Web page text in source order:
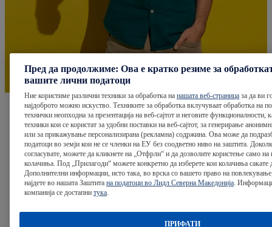
Ја ценам културата на
споделување знаење и
искуство меѓу колегите
Фокусот на професионален раст и развој е очигледен
Пред да продолжиме: Ова е кратко резиме за
вашите лични податоци
Ние користиме различни техники за обработка на нашата веб-страница за да ви
најдоброто можно искуство. Техниките за обработка вклучуваат обработка на
технички неопходна за презентација на веб-сајтот и неговите функционалности,
техники кои се користат за удобни поставки на веб-сајтот, за генерирање
или за прикажување персонализирана (рекламна) содржина. Ова може да
податоци во земји кои не се членки на ЕУ без соодветно ниво на заштита.
согласувате, можете да кликнете на „Отфрли“ и да дозволите користење само на
колачиња. Под „Прилагоди“ можете конкретно да изберете кои колачиња сакате
Дополнителни информации, исто така, во врска со вашето право на
најдете во нашата Заштита на податоци во Лидл Северна Македонија .
компанија се достапни тука
ПРИФАТИ